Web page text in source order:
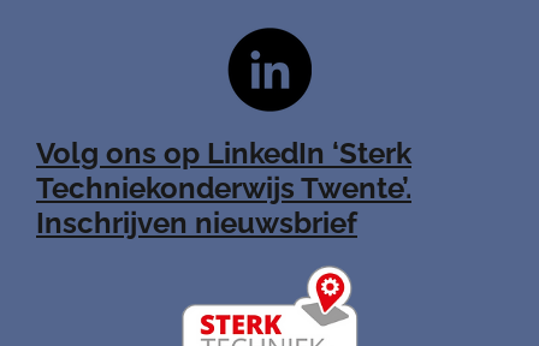
Volg ons op LinkedIn ‘Sterk
Techniekonderwijs Twente’.
Inschrijven nieuwsbrief